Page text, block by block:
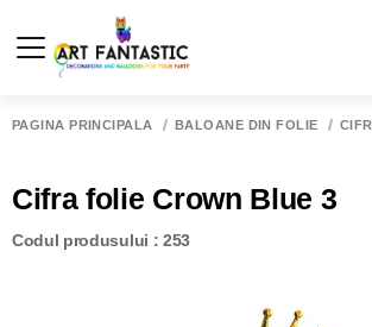
PAGINA PRINCIPALĂ BALOANE DIN FOLIE
Cifra folie Crown Blue 3
Codul produsului : 253